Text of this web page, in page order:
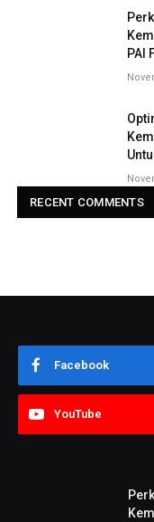
PAI
RECENT COMMENTS
Facebook
YouTube